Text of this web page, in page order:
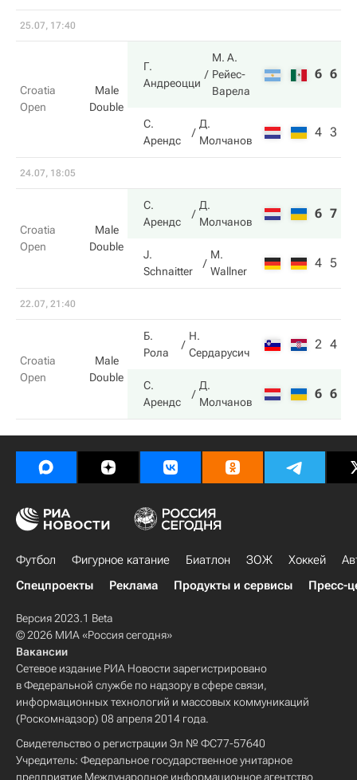
25.07, 17:40
Croatia
Open
Male
Double
Г.
Андреоцци
М. А.
Рейес-
Варела
6 6
С.
Арендс
Д.
Молчанов
4 3
24.07, 18:05
Croatia
Open
Male
Double
С.
Арендс
Д.
Молчанов
6 7
J.
Schnaitter
M.
Wallner
4 5
22.07, 21:40
Croatia
Open
Male
Double
Б.
Рола
Н.
Сердарусич
2 4
С.
Арендс
Д.
Молчанов
6 6
Футбол Фигурное катание Биатлон ЗОЖ Хоккей
Спецпроекты
Реклама Продукты и сервисы Пресс-
Версия 2023.1 Beta
© 2026 МИА «Россия сегодня»
Вакансии
Сетевое издание РИА Новости зарегистрировано
в Федеральной службе по надзору в сфере связи,
информационных технологий и массовых коммуникаций
(Роскомнадзор) 08 апреля 2014 года.
Свидетельство о регистрации Эл № ФС77-57640
Учредитель: Федеральное государственное унитарное
предприятие Международное информационное агентство